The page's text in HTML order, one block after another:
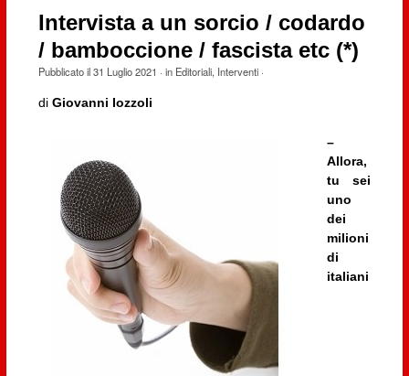
Intervista a un sorcio / codardo
/ bamboccione / fascista etc (*)
Pubblicato il31 Luglio 2021 · in Editoriali, Interventi·
di Giovanni Iozzoli
–
Allora,
tu sei
uno
dei
milioni
di
italiani